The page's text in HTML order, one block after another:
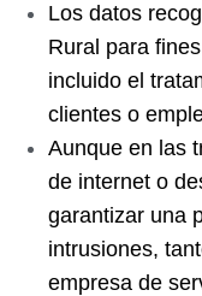
Los datos
Rural para
incluido el
clientes o
Aunque en las
de internet o
garantizar una
intrusiones,
empresa de